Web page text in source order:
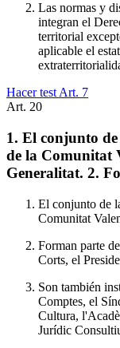
Las normas y
integran el
territorial
aplicable el
Hacer test Art. 7
Art. 20
1. El conjunto
de la Comunitat
Generalitat. 2.
El conjunto de
Comunitat
Forman parte
Corts, el
Son también
Comptes, el
Cultura,
Jurídic